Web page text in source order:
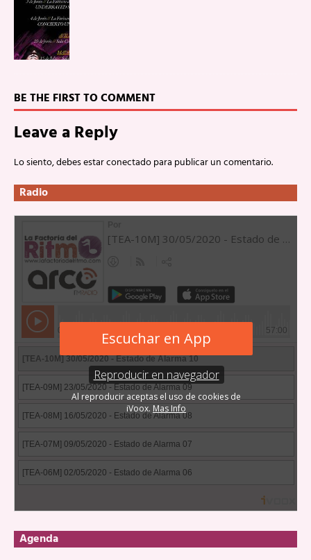
BE THE FIRST TO COMMENT
Leave a Reply
Lo siento, debes estarconectadopara publicar un comentario.
Radio
Agenda